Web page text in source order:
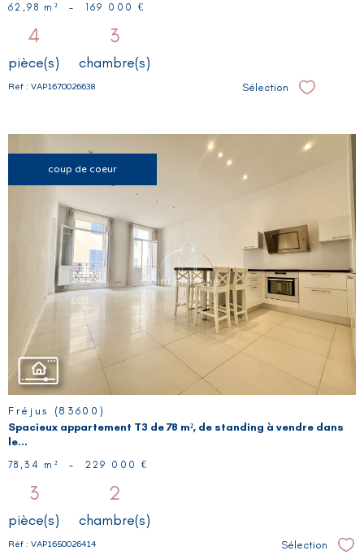
62,98 m² - 169 000 €
4
pièce(s)
3
chambre(s)
Réf : VAP1670026638 Sélection
coup de coeur
VOIR LE
BIEN
Fréjus (83600)
Spacieux appartement T3 de 78 m², de standing à vendre dans
le...
78,34 m² - 229 000 €
3
pièce(s)
2
chambre(s)
Réf : VAP1650026414 Sélection